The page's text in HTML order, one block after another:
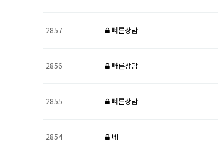
2857 빠른상담
2856 빠른상담
2855 빠른상담
2854 네